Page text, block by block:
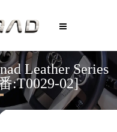
Leather Series
:T0029-02]